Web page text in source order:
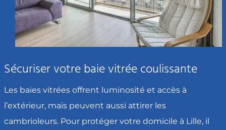
Sécuriser votre baie vitrée coulissante
Les baies vitrées offrent luminosité et accès à
l’extérieur, mais peuvent aussi attirer les
cambrioleurs. Pour protéger votre domicile à Lille, il